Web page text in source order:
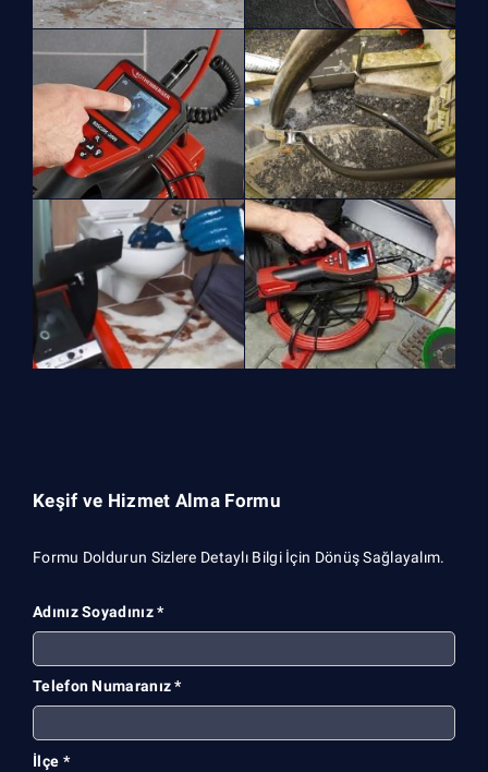
Keşif ve Hizmet Alma Formu
Formu Doldurun Sizlere Detaylı Bilgi İçin Dönüş Sağlayalım.
Adınız Soyadınız *
Telefon Numaranız *
İlçe *